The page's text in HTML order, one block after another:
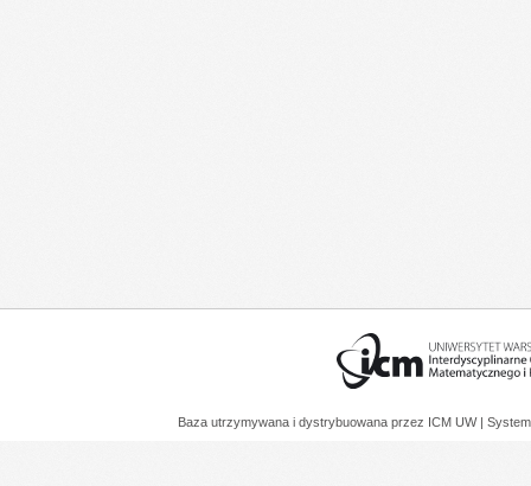
Baza utrzymywana i dystrybuowana przez ICM UW |